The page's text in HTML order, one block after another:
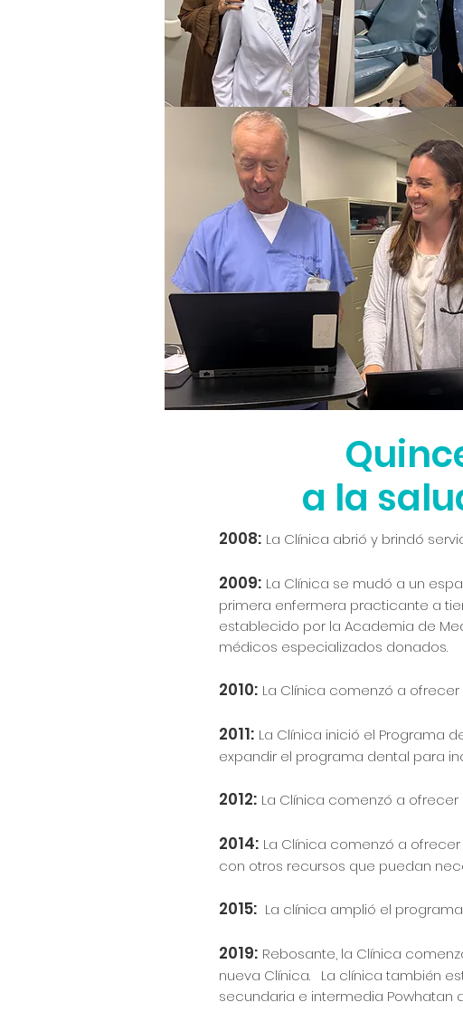
a la
2008: La Clínica abrió y brindó
2009: La Clínica se mudó a un
primera enfermera practicante a
establecido por la Academia de
médicos especializados donados.
2010: La Clínica comenzó a
2011: La Clínica inició el Programa
expandir el programa dental para
2012: La Clínica comenzó a
2014: La Clínica comenzó a
con otros recursos que puedan
2015: La clínica amplió el
2019: Rebosante, la Clínica
nueva Clínica. La clínica también
secundaria e intermedia Powhatan